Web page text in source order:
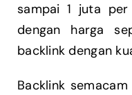
sampai 1 juta per
dengan harga
backlink dengan
Backlink